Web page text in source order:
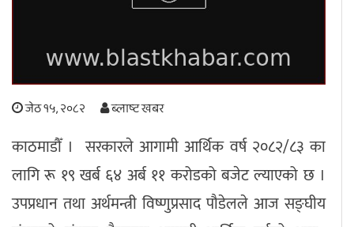
छापा संस्करण अर्थ बिचार सम्पादकीय
विशेष
अन्तर्राष्ट्रिय / प्रवास
अन्तरवार्ता संस्कृति साहित्य
ब्लग/रिभ्यु
राशिफल
जेठ १५, २०८२ ब्लाष्ट खबर
काठमाडौँ । सरकारले आगामी आर्थिक वर्ष २०८२/८३ का
लागि रू १९ खर्ब ६४ अर्ब ११ करोडको बजेट ल्याएको छ ।
उपप्रधान तथा अर्थमन्त्री विष्णुप्रसाद पौडेलले आज सङ्घीय